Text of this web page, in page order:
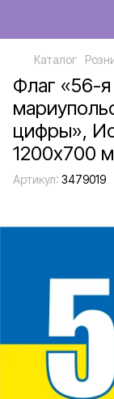
Каталог
Флаг «56-
цифры»,
1200х700
Артикул: 3479019